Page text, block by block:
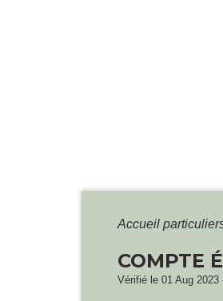
Accueil
COMPTE
Vérifié le 01 Aug